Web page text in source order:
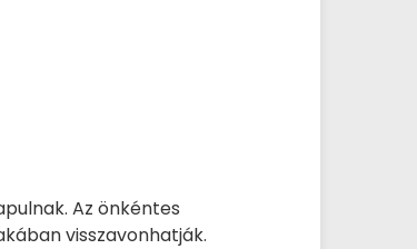
Az önkéntes
visszavonhatják.